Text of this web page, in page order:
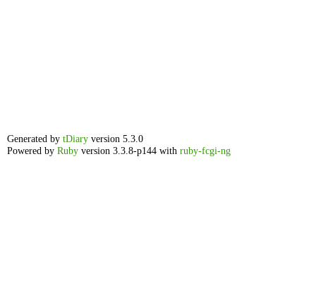
Generated by tDiary version 5.3.0
Powered by Ruby version 3.3.8-p144 with ruby-fcgi-ng